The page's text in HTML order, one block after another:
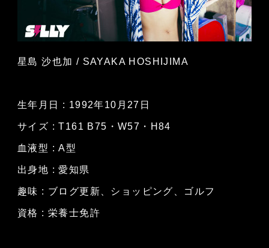
星島 沙也加 / SAYAKA HOSHIJIMA
生年月日 : 1992年10月27日
サイズ : T161 B75・W57・H84
血液型 : A型
出身地 : 愛知県
趣味 : ブログ更新、ショッピング、ゴルフ
資格 : 栄養士免許